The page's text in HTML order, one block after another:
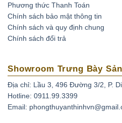
Phương thức Thanh Toán
Chính sách bảo mật thông tin
Chính sách và quy định chung
Chính sách đổi trả
Showroom Trưng Bày
Địa chỉ: Lầu 3, 496 Đường 3/2, P.
Hotline: 0911.99.3399
Email: